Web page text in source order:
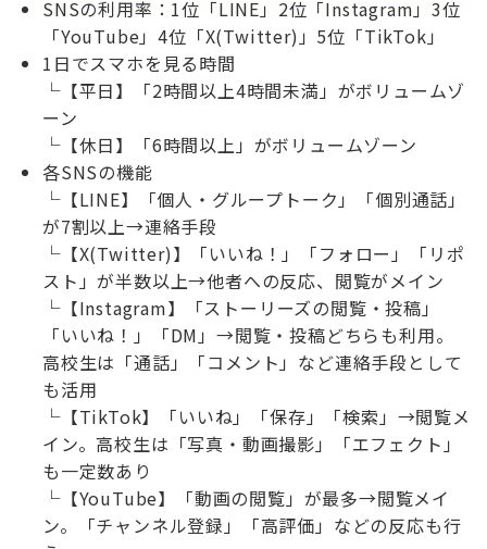
SNSの利用率：1位「LINE」2位「Instagram」3位
「YouTube」4位「X(Twitter)」5位「TikTok」
1日でスマホを見る時間
└【平日】「2時間以上4時間未満」がボリュームゾ
ーン
└【休日】「6時間以上」がボリュームゾーン
各SNSの機能
└【LINE】「個人・グループトーク」「個別通話」
が7割以上→連絡手段
└【X(Twitter)】「いいね！」「フォロー」「リポ
スト」が半数以上→他者への反応、閲覧がメイン
└【Instagram】「ストーリーズの閲覧・投稿」
「いいね！」「DM」→閲覧・投稿どちらも利用。
高校生は「通話」「コメント」など連絡手段として
も活用
└【TikTok】「いいね」「保存」「検索」→閲覧メ
イン。高校生は「写真・動画撮影」「エフェクト」
も一定数あり
└【YouTube】「動画の閲覧」が最多→閲覧メイ
ン。「チャンネル登録」「高評価」などの反応も行